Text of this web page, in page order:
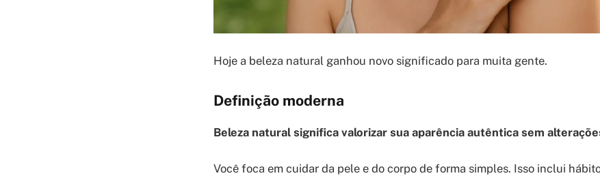
Hoje a beleza natural ganhou novo significado para muita gente.
Definição moderna
Beleza natural significa valorizar sua aparência autêntica sem
Você foca em cuidar da pele e do corpo de forma simples. Isso inclui